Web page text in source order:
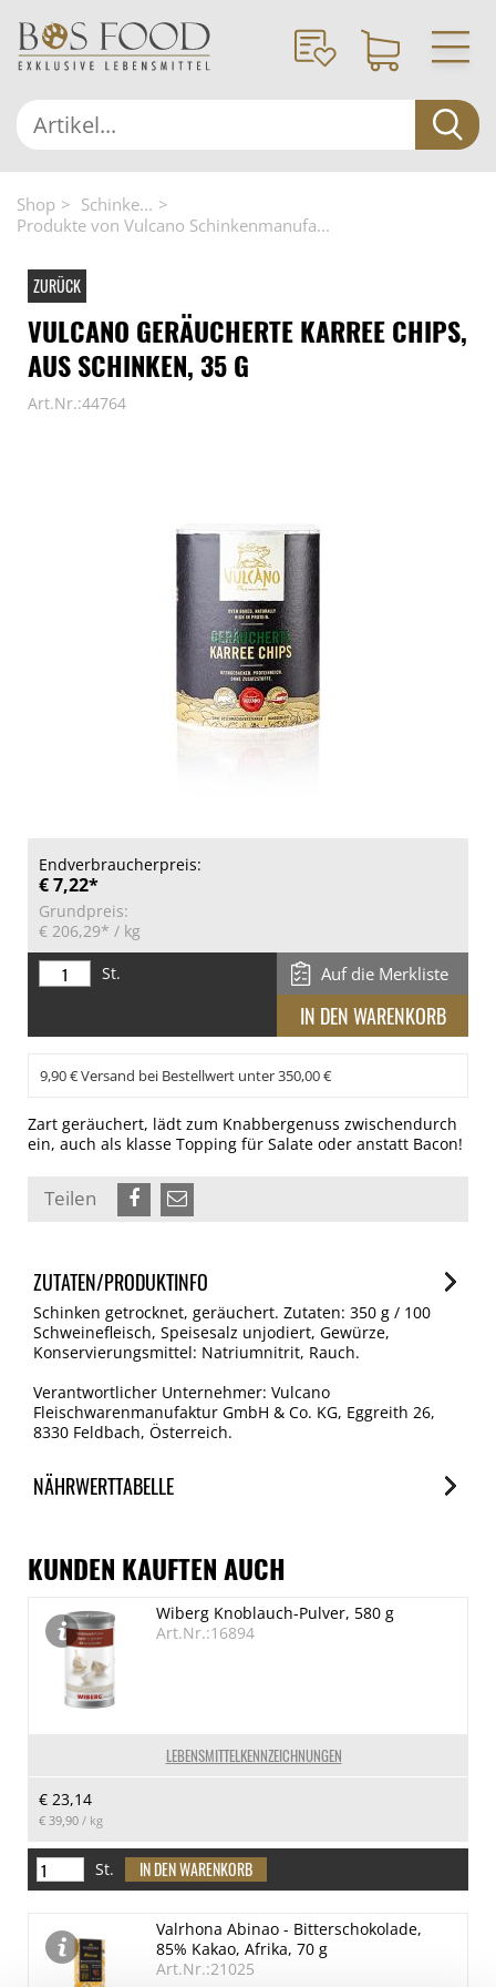
Shop
Schinke...
Produkte von Vulcano Schinkenmanufa...
ZURÜCK
VULCANO GERÄUCHERTE KARREE CHIPS,
AUS SCHINKEN, 35 G
Art.Nr.:44764
Endverbraucherpreis:
€ 7,22*
Grundpreis:
€ 206,29* / kg
St.
Auf die Merkliste
9,90 € Versand bei Bestellwert unter 350,00 €
Zart geräuchert, lädt zum Knabbergenuss zwischendurch
ein, auch als klasse Topping für Salate oder anstatt Bacon!
Teilen
ZUTATEN/PRODUKTINFO
Schinken getrocknet, geräuchert. Zutaten: 350 g / 100
Schweinefleisch, Speisesalz unjodiert, Gewürze,
Konservierungsmittel: Natriumnitrit, Rauch.
Verantwortlicher Unternehmer: Vulcano
Fleischwarenmanufaktur GmbH & Co. KG, Eggreith 26,
8330 Feldbach, Österreich.
NÄHRWERTTABELLE
je 100g
Brennwert
1647 kJ/396 kcal
Fett
9.8 g
davon gesättigte Fettsäuren
0.3 g
74 g
Salz
KUNDEN KAUFTEN AUCH
LEBENSMITTELKENNZEICHNUNGEN
Wiberg Knoblauch-Pulver, 580 g
Art.Nr.:16894
€ 23,14
€ 39,90 / kg
St.
Valrhona Abinao - Bitterschokolade,
85% Kakao, Afrika, 70 g
Art.Nr.:21025